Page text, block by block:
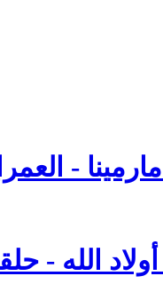
الله - حلقة 4 نوفمبر